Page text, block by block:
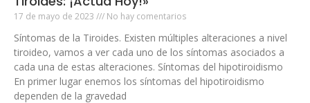
17 de mayo de 2023 No hay comentarios
Síntomas de la Tiroides. Existen múltiples alteraciones a nivel
tiroideo, vamos a ver cada uno de los síntomas asociados a
cada una de estas alteraciones. Síntomas del hipotiroidismo
En primer lugar enemos los síntomas del hipotiroidismo
dependen de la gravedad